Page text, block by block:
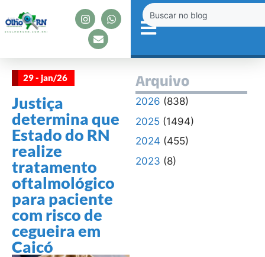
29 - jan/26
Justiça
determina que
Estado do RN
realize
tratamento
oftalmológico
para paciente
com risco de
cegueira em
Caicó
Arquivo
2026 (838)
2025(1494)
2024 (455)
2023 (8)